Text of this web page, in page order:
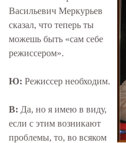
Васильевич Меркурьев
сказал, что теперь ты
можешь быть «сам себе
режиссером».
Ю: Режиссер необходим.
В: Да, но я имею в виду,
если с этим возникают
проблемы, то, во всяком